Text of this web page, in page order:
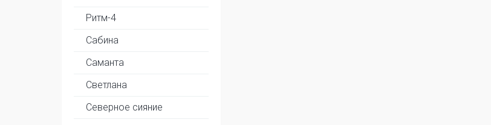
Ритм-4
Сабина
Саманта
Светлана
Северное сияние